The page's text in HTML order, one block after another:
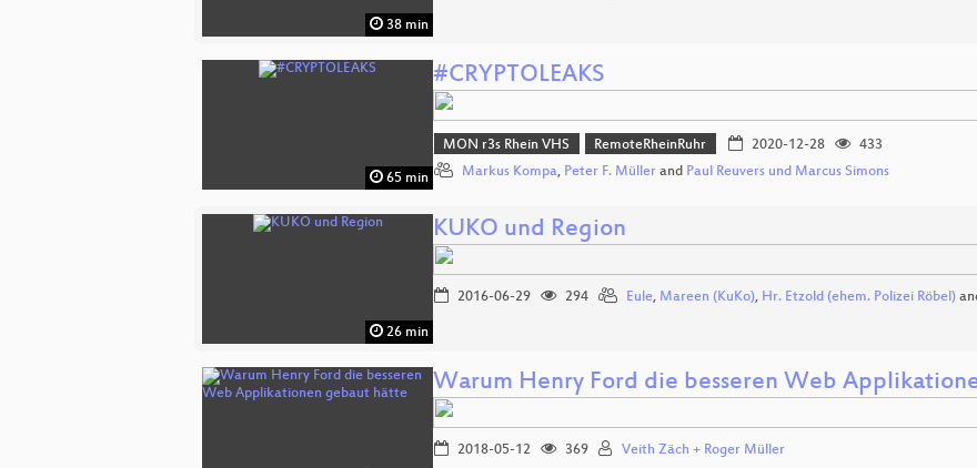
38 min
65 min
#CRYPTOLEAKS
MON r3s Rhein VHS RemoteRheinRuhr 2020-12-28
433
Markus Kompa, Peter F. Müller and Paul Reuvers und Marcus Simons
26 min
KUKO und Region
2016-06-29 294 Eule, Mareen (KuKo), Hr. Etzold (ehem. Polizei Röbel)
Warum Henry Ford die besseren Web
2018-05-12 369 Veith Zäch + Roger Müller